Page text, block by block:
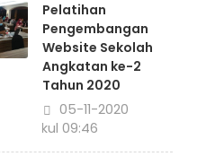
Pelatihan
Pengembangan
Website Sekolah
Angkatan ke-2
Tahun 2020
05-11-2020
pukul 09:46